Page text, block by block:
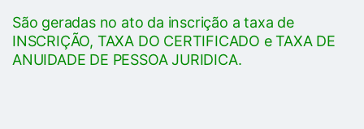
São geradas no ato da inscrição a taxa de
INSCRIÇÃO, TAXA DO CERTIFICADO e TAXA DE
ANUIDADE DE PESSOA JURIDICA.